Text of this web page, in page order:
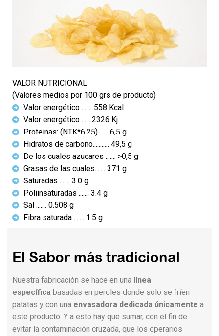
VALOR NUTRICIONAL
(Valores medios por 100 grs de producto)
Valor energético ....... 558 Kcal
Valor energético .......2326 Kj
Proteínas: (NTK*6.25)....... 6,5 g
Hidratos de carbono........... 49,5 g
De los cuales azucares ....... >0,5 g
Grasas de las cuales....... 371 g
Saturadas ....... 3.0 g
Poliinsaturadas ....... 3.4 g
Sal ....... 0.508 g
Fibra saturada ....... 1.5 g
El Sabor más tradicional
Nuestra fabricación se hace en una línea
específica basadas en peroles donde solo se fríen
patatas y con una envasadora dedicada únicamente a
este producto. Y a esto hay que sumar, con el fin de
evitar la contaminación cruzada, que los operarios